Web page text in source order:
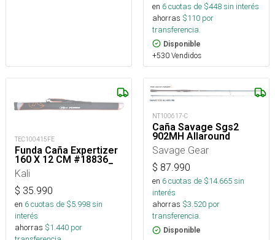
en 6cuotas de $448sin interés
ahorras $110 por
transferencia.
Disponible
+530 Vendidos
TEC100415FE
Funda Caña Expertizer
160 X 12 CM #18836_
Kali
$ 35.990
en 6cuotas de $5.998sin
interés
ahorras $1.440 por
NT100617-C
Caña Savage Sgs2
902MH Allaround
Savage Gear
$ 87.990
en 6cuotas de $14.665sin
interés
ahorras $3.520 por
transferencia.
Disponible